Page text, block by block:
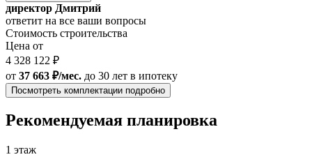
директор Дмитрий
ответит на все ваши вопросы
Стоимость строительства
Цена от
4 328 122 ₽
от 37 663 ₽/мес. до 30 лет в ипотеку
Посмотреть комплектации подробно
Рекомендуемая планировка
1 этаж